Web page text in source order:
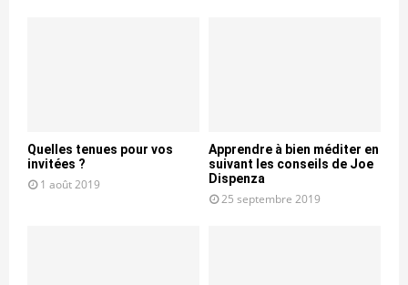
Quelles tenues pour vos
invitées ?
1 août 2019
Apprendre à bien méditer en
suivant les conseils de Joe
Dispenza
25 septembre 2019